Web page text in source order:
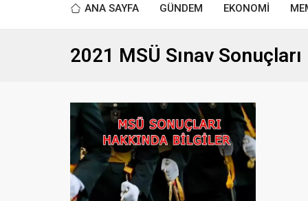
ANA SAYFA GÜNDEM EKONOMİ
2021 MSÜ Sınav Sonuçları